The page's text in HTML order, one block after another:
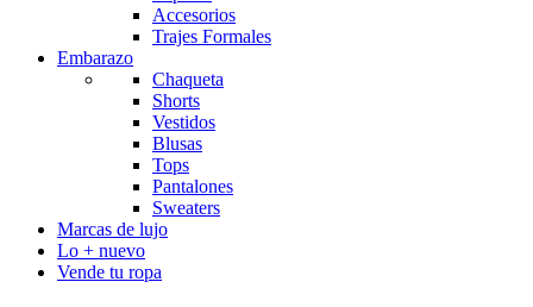
Accesorios
Trajes Formales
Embarazo
Chaqueta
Shorts
Vestidos
Blusas
Tops
Pantalones
Sweaters
Marcas de lujo
Lo + nuevo
Vende tu ropa